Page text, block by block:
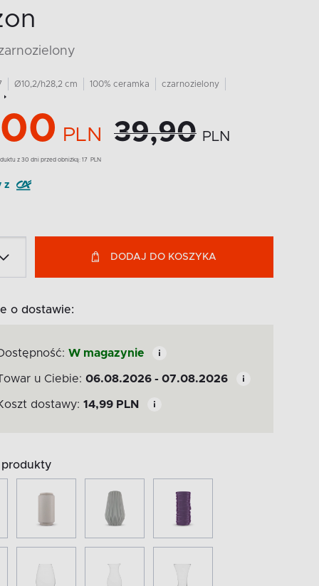
Ø10,2/h28,2 cm 100% ceramka czarnozielony
PLN 39,90 PLN
z 30 dni przed obniżką: 17 PLN
z
DODAJ DO KOSZYKA
o dostawie:
W magazynie
u Ciebie: 06.08.2026 - 07.08.2026
dostawy: 14,99 PLN